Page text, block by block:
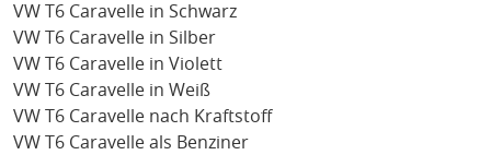
VW T6 Caravelle in Schwarz
VW T6 Caravelle in Silber
VW T6 Caravelle in Violett
VW T6 Caravelle in Weiß
VW T6 Caravelle nach Kraftstoff
VW T6 Caravelle als Benziner